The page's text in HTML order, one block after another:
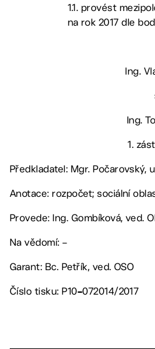
1.1. provést
na rok 2017 dle
Ing.
Ing.
1.
Předkladatel: Mgr. Počarovský,
Anotace: rozpočet; sociální
Provede: Ing. Gombíková, ved.
Na vědomí: –
Garant: Bc. Petřík, ved. OSO
Číslo tisku: P10–072014/2017